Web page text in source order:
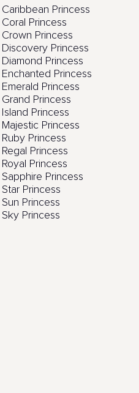
Caribbean Princess
Coral Princess
Crown Princess
Discovery Princess
Diamond Princess
Enchanted Princess
Emerald Princess
Grand Princess
Island Princess
Majestic Princess
Ruby Princess
Regal Princess
Royal Princess
Sapphire Princess
Star Princess
Sun Princess
Sky Princess